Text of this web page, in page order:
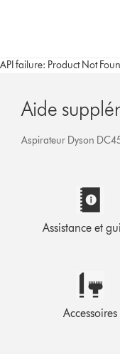
API failure: Product Not
Aide
Aspirateur Dyson
Assistance et
Accessoires